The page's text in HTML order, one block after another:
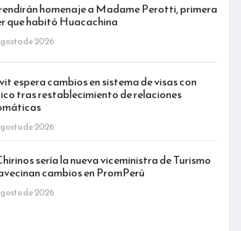
homenaje a Madame Perotti, primera
que habitó Huacachina
de 2026
espera cambios en sistema de visas con
tras restablecimiento de relaciones
de 2026
sería la nueva viceministra de Turismo
cambios en PromPerú
de 2026